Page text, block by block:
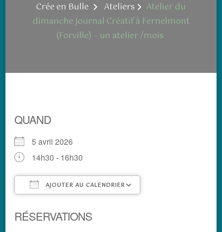
Crée en Bulle Ateliers
Atelier du
dimanche Journal Créatif à Fernelmont
(Forville) – un atelier /mois
QUAND
5 avril 2026
14h30 - 16h30
AJOUTER AU CALENDRIER
RÉSERVATIONS